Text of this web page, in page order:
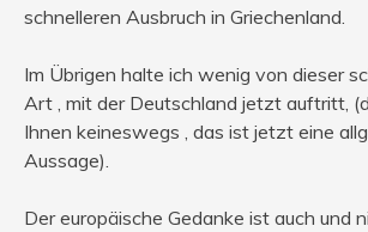
schnelleren Ausbruch in Griechenland.
Im Übrigen halte ich wenig von dieser
Art , mit der Deutschland jetzt auftritt,
Ihnen keineswegs , das ist jetzt eine
Aussage).
Der europäische Gedanke ist auch und